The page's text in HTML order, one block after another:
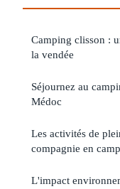
Camping clisson :
la vendée
Séjournez au
Médoc
Les activités de
compagnie en
L'impact